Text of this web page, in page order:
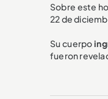
Sobre este
22 de
Su cuerpo
fueron